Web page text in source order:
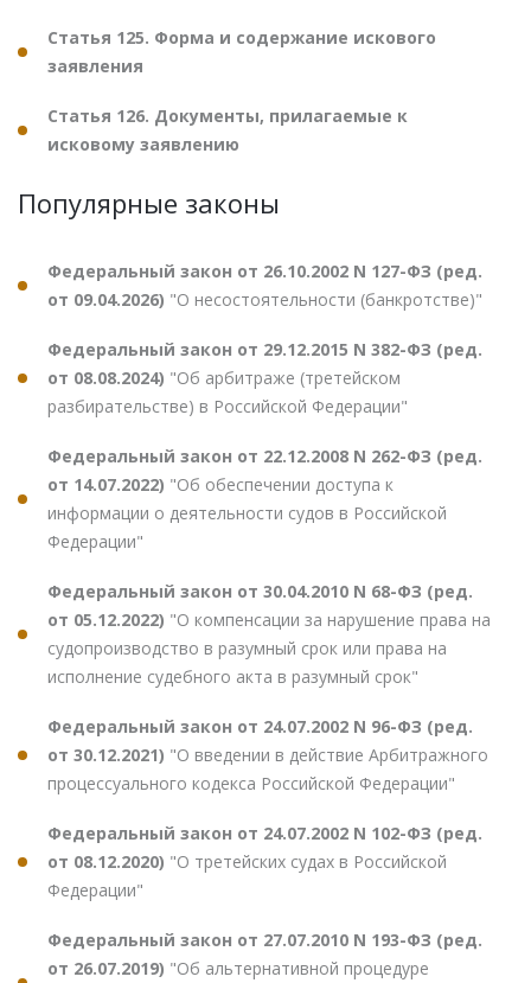
Статья 125. Форма и содержание искового
заявления
Статья 126. Документы, прилагаемые к
исковому заявлению
Популярные законы
Федеральный закон от 26.10.2002 N 127-ФЗ (ред.
от 09.04.2026) "О несостоятельности (банкротстве)"
Федеральный закон от 29.12.2015 N 382-ФЗ (ред.
от 08.08.2024) "Об арбитраже (третейском
разбирательстве) в Российской Федерации"
Федеральный закон от 22.12.2008 N 262-ФЗ (ред.
от 14.07.2022) "Об обеспечении доступа к
информации о деятельности судов в Российской
Федерации"
Федеральный закон от 30.04.2010 N 68-ФЗ (ред.
от 05.12.2022) "О компенсации за нарушение права на
судопроизводство в разумный срок или права на
исполнение судебного акта в разумный срок"
Федеральный закон от 24.07.2002 N 96-ФЗ (ред.
от 30.12.2021) "О введении в действие Арбитражного
процессуального кодекса Российской Федерации"
Федеральный закон от 24.07.2002 N 102-ФЗ (ред.
от 08.12.2020) "О третейских судах в Российской
Федерации"
Федеральный закон от 27.07.2010 N 193-ФЗ (ред.
от 26.07.2019) "Об альтернативной процедуре